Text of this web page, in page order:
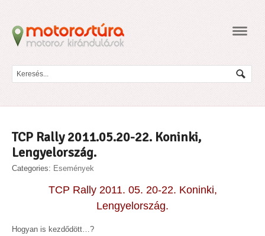
TCP Rally 2011.05.20-22. Koninki,
Lengyelország.
Categories: Események
TCP Rally 2011. 05. 20-22. Koninki,
Lengyelország.
Hogyan is kezdődött…?